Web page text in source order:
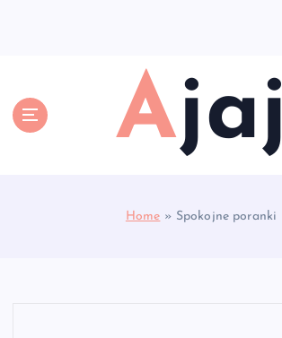
Ajaj
Home » Spokojne poranki